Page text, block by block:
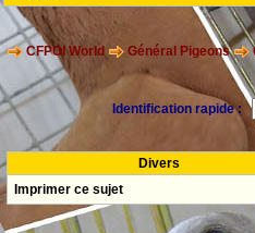
CFPOI World Général Pigeons
Identification rapide :
Divers
Imprimer ce sujet